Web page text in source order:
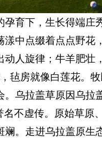
育下，生长得端庄
漾中点缀着点点野
动人旋律；牛羊肥壮
毡房就像白莲花。
。乌拉盖草原因乌
名不虚传。原始草原
斓。走进乌拉盖原生